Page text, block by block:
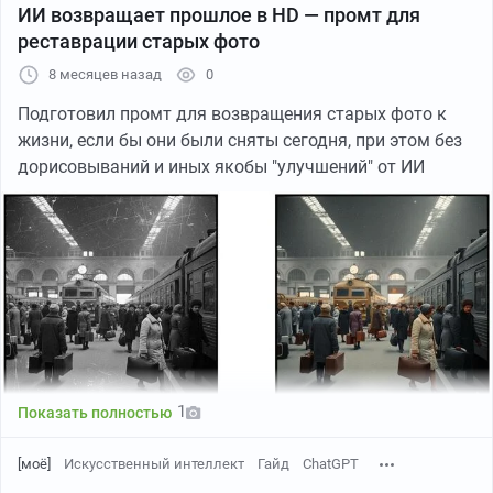
Каждый найдет как сэкономить время и
увеличить продуктивность с нейросетями —
ссылка в профиле пикабу )
монетизации ИИ, но пока больше мемов о "AI slop", чем
пользы.
Мои мысли
Если Vibes приживётся, алгоритмы могут ещё сильнее
подталкивать к «быстрой эмоции» вместо историй с
смыслом, в таком случае это меняет экономику
внимания и роль креатор. Пишите свои мысли в
комментарии🍿
понятным языком, мнения — интересный и
ИИ возвращает прошлое в HD — промт для
реставрации старых фото
8 месяцев назад 0
Подготовил промт для возвращения старых фото к
жизни, если бы они были сняты сегодня, при этом без
дорисовываний и иных якобы "улучшений" от ИИ
Показать полностью 1
[моё] Искусственный интеллект Гайд ChatGPT